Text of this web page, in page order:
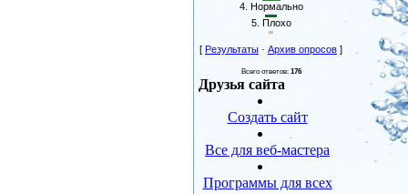
4. Нормально
5. Плохо
[ Результаты · Архив опросов ]
Всего ответов: 176
Друзья сайта
Создать сайт
Все для веб-мастера
Программы для всех